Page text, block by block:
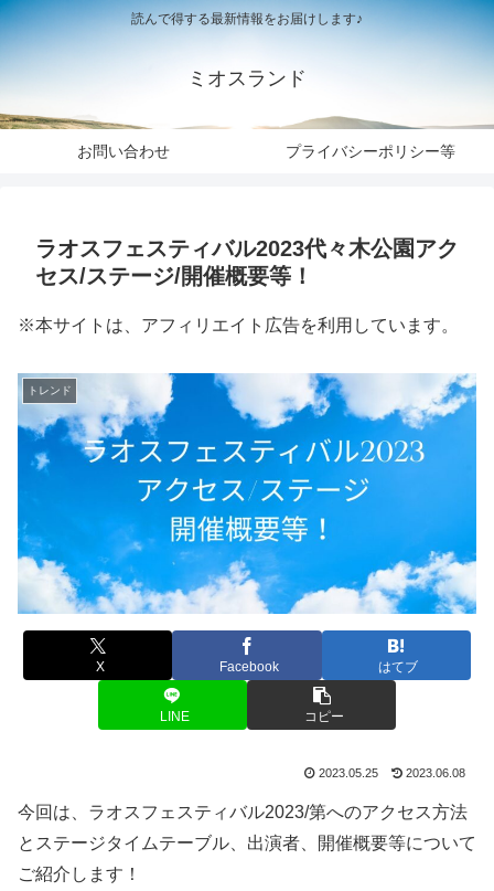
読んで得する最新情報をお届けします♪
ミオスランド
お問い合わせ プライバシーポリシー等
ラオスフェスティバル2023代々木公園アク
セス/ステージ/開催概要等！
※本サイトは、アフィリエイト広告を利用しています。
トレンド
X Facebook はてブ
LINE コピー
2023.05.25 2023.06.08
今回は、ラオスフェスティバル2023/第へのアクセス方法
とステージタイムテーブル、出演者、開催概要等について
ご紹介します！